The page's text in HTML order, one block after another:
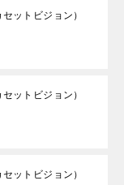
ットビジョン）
ットビジョン）
ットビジョン）